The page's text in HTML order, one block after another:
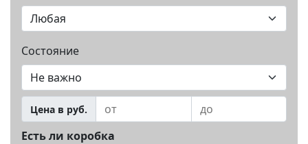
Состояние
Цена в руб.
Есть ли коробка